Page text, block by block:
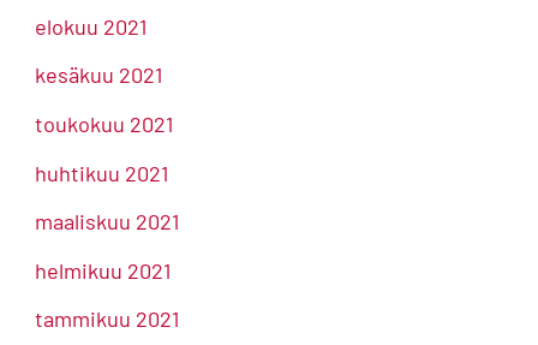
elokuu 2021
kesäkuu 2021
toukokuu 2021
huhtikuu 2021
maaliskuu 2021
helmikuu 2021
tammikuu 2021